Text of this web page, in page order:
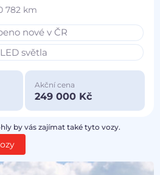
782 km
nové v ČR
LED světla
Akční cena
249 000 Kč
by vás zajímat také tyto vozy.